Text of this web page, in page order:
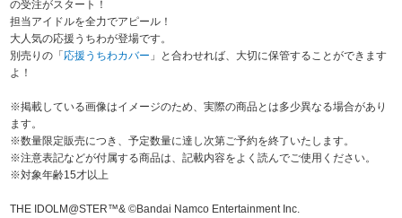
ラブライブ！
ラブライブ！虹ヶ咲学園スクールアイドル同好会
ラブライブ！スーパースター!!
の受注がスタート！
担当アイドルを全力でアピール！
大人気の応援うちわが登場です。
別売りの「 応援うちわカバー 」と合わせれば、大切に保管することができます
よ！
※掲載している画像はイメージのため、実際の商品とは多少異なる場合があり
ます。
※数量限定販売につき、予定数量に達し次第ご予約を終了いたします。
※注意表記などが付属する商品は、記載内容をよく読んでご使用ください。
※対象年齢15才以上
THE IDOLM@STER™& ©Bandai Namco Entertainment Inc.